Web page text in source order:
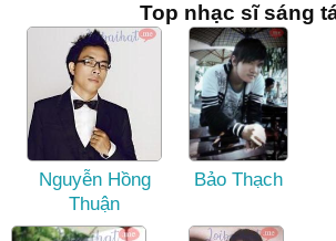
Top nhạc sĩ sáng
Nguyễn Hồng
Thuận
Bảo Thạch